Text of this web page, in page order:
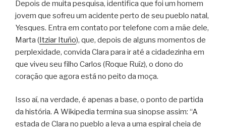
Depois de muita pesquisa, identifica que foi um homem
jovem que sofreu um acidente perto de seu pueblo natal,
Yesques. Entra em contato por telefone com a mãe dele,
Marta (Itziar Ituño), que, depois de alguns momentos de
perplexidade, convida Clara para ir até a cidadezinha em
que viveu seu filho Carlos (Roque Ruíz), o dono do
coração que agora está no peito da moça.
Isso aí, na verdade, é apenas a base, o ponto de partida
da história. A Wikipedia termina sua sinopse assim: “A
estada de Clara no pueblo a leva a uma espiral cheia de